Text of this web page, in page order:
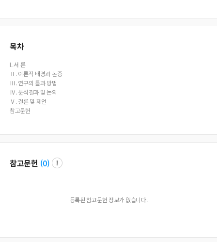
목차
I. 서 론
Ⅱ. 이론적 배경과 논증
Ⅲ. 연구의 틀과 방법
Ⅳ. 분석결과 및 논의
Ⅴ. 결론 및 제언
참고문헌
참고문헌 (0)
등록된 참고문헌 정보가 없습니다.